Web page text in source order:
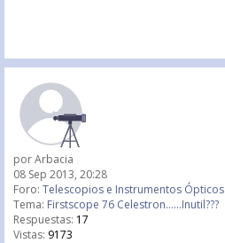
porArbacia
08 Sep 2013, 20:28
Foro: Telescopios e Instrumentos Ópticos
Tema: Firstscope 76 Celestron......Inutil???
Respuestas: 17
Vistas: 9173